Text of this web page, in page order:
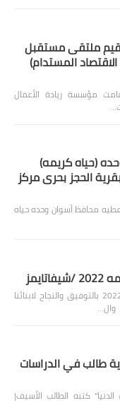
تقيم ملتقى مستقبل
المستدام)
محي على نهج رؤية مصر ٢٠٣٠ أقامت مؤسسة ريادة الأعمال
(حياه كريمه)
الحجز بحرى مركز
محافظ أسوان وحده حياه
ل معرفة نتيجة الثانويه العامه 2022 بالتوفيق والنجاح لابنائنا
طالب في الدراسات
كتبه الطالب الأسيف|